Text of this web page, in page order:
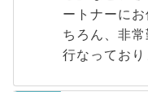
ートナーに
ちろん、非
行なっており